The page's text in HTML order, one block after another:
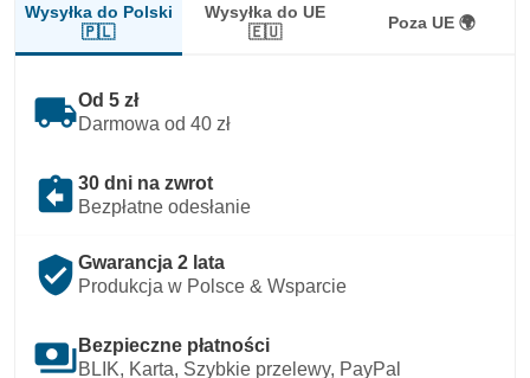
Wysyłka do Polski
🇵🇱
Wysyłka do UE
🇪🇺
Poza UE 🌍
local_shippingOd 5 zł
Darmowa od 40 zł
assignment_return 30 dni na zwrot
Bezpłatne odesłanie
verified_user Gwarancja 2 lata
Produkcja w Polsce & Wsparcie
payments Bezpieczne płatności
BLIK, Karta, Szybkie przelewy, PayPal